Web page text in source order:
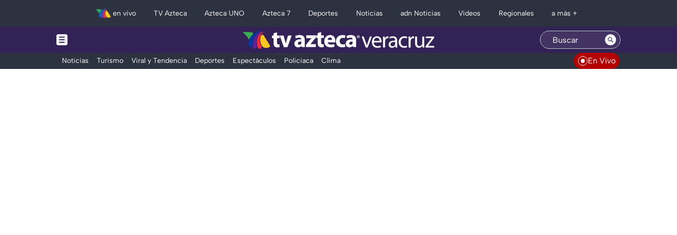
en vivo TV Azteca Azteca UNO Azteca 7 Deportes Noticias adn Noticias Videos Regionales a más +
Noticias Turismo Viral y Tendencia Deportes Espectáculos Policiaca Clima En Vivo